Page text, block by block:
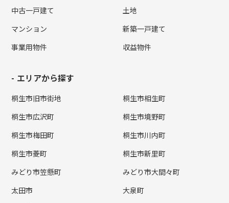
中古一戸建て
土地
マンション
新築一戸建て
事業用物件
収益物件
エリアから探す
桐生市旧市街地
桐生市相生町
桐生市広沢町
桐生市境野町
桐生市梅田町
桐生市川内町
桐生市菱町
桐生市新里町
みどり市笠懸町
みどり市大間々町
太田市
大泉町